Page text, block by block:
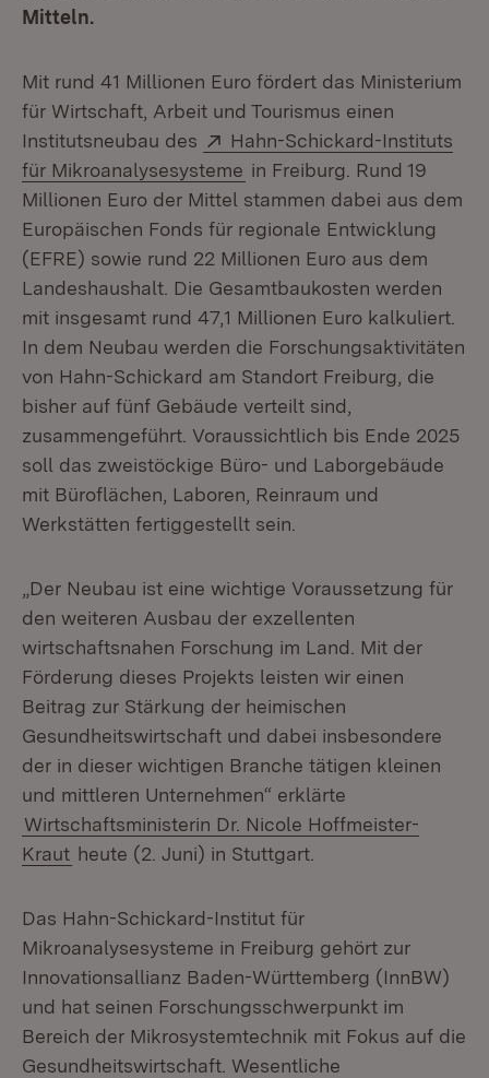
Mitteln.
Mit rund 41 Millionen Euro fördert das Ministerium
für Wirtschaft, Arbeit und Tourismus einen
Institutsneubau des
Extern:
Hahn-Schickard-Instituts
für Mikroanalysesysteme (Öffnet in neuem Fenster)
in Freiburg. Rund 19
Millionen Euro der Mittel stammen dabei aus dem
Europäischen Fonds für regionale Entwicklung
(EFRE) sowie rund 22 Millionen Euro aus dem
Landeshaushalt. Die Gesamtbaukosten werden
mit insgesamt rund 47,1 Millionen Euro kalkuliert.
In dem Neubau werden die Forschungsaktivitäten
von Hahn-Schickard am Standort Freiburg, die
bisher auf fünf Gebäude verteilt sind,
zusammengeführt. Voraussichtlich bis Ende 2025
soll das zweistöckige Büro- und Laborgebäude
mit Büroflächen, Laboren, Reinraum und
Werkstätten fertiggestellt sein.
„Der Neubau ist eine wichtige Voraussetzung für
den weiteren Ausbau der exzellenten
wirtschaftsnahen Forschung im Land. Mit der
Förderung dieses Projekts leisten wir einen
Beitrag zur Stärkung der heimischen
Gesundheitswirtschaft und dabei insbesondere
der in dieser wichtigen Branche tätigen kleinen
und mittleren Unternehmen“ erklärte
Wirtschaftsministerin Dr. Nicole Hoffmeister-
Kraut heute (2. Juni) in Stuttgart.
Das Hahn-Schickard-Institut für
Mikroanalysesysteme in Freiburg gehört zur
Innovationsallianz Baden-Württemberg (InnBW)
und hat seinen Forschungsschwerpunkt im
Bereich der Mikrosystemtechnik mit Fokus auf die
Gesundheitswirtschaft. Wesentliche